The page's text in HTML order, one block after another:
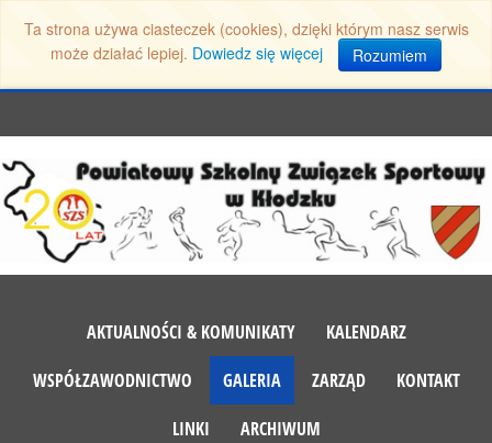
Ta strona używa ciasteczek (cookies), dzięki którym nasz serwis
może działać lepiej. Dowiedz się więcej Rozumiem
AKTUALNOŚCI & KOMUNIKATY
KALENDARZ
WSPÓŁZAWODNICTWO
GALERIA ZARZĄD
KONTAKT
LINKI
ARCHIWUM